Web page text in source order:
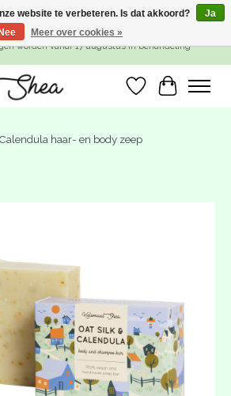
van 27 juli t/m 16 augustus. Bestellen is nog
worden vanaf 17 augustus in behandeling
Verlanglijst
haar- en body zeep
website te verbeteren. Is dat akkoord?
Ja
Nee
Meer over cookies »